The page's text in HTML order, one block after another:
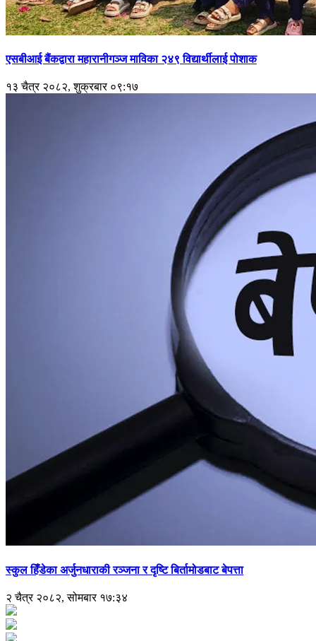
एसबीआई बैंकद्वारा महारानीगञ्ज माविका २४९ विद्यार्थीलाई पोशाक
१३ चैत्र २०८२, शुक्रबार ०९:१७
स्कुल हिँडेका अर्जुनधाराकी रञ्जना र दृष्टि बिर्तामोडबाट बेपत्ता
२ चैत्र २०८२, सोमबार १७:३४